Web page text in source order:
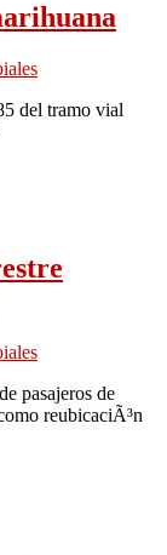
del tramo vial
pasajeros de
reubicaciÃ³n